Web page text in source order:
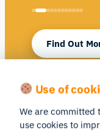
Find Out
Use of
We are committed
use cookies to